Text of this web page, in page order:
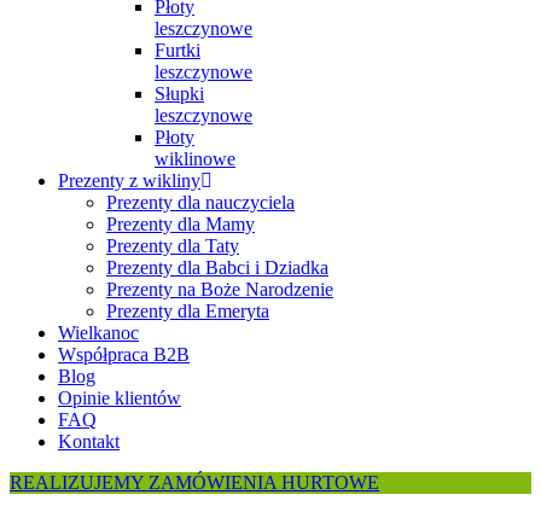
Płoty
leszczynowe
Furtki
leszczynowe
Słupki
leszczynowe
Płoty
wiklinowe
Prezenty z wikliny
Prezenty dla nauczyciela
Prezenty dla Mamy
Prezenty dla Taty
Prezenty dla Babci i Dziadka
Prezenty na Boże Narodzenie
Prezenty dla Emeryta
Wielkanoc
Współpraca B2B
Blog
Opinie klientów
FAQ
Kontakt
REALIZUJEMY ZAMÓWIENIA HURTOWE